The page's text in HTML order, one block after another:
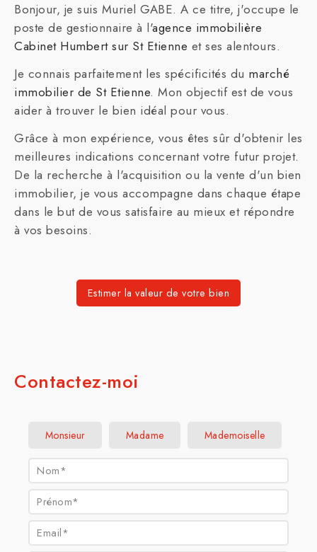
Bonjour, je suis Muriel GABE. A ce titre, j'occupe le
poste de gestionnaire à l'agence immobilière
Cabinet Humbert sur St Etienne et ses alentours.
Je connais parfaitement les spécificités du marché
immobilier de St Etienne. Mon objectif est de vous
aider à trouver le bien idéal pour vous.
Grâce à mon expérience, vous êtes sûr d'obtenir les
meilleures indications concernant votre futur projet.
De la recherche à l'acquisition ou la vente d'un bien
immobilier, je vous accompagne dans chaque étape
dans le but de vous satisfaire au mieux et répondre
à vos besoins.
Estimer la valeur de votre bien
Contactez-moi
Civilité :
Monsieur Madame Mademoiselle
Nom* :
Prénom* :
Email* :